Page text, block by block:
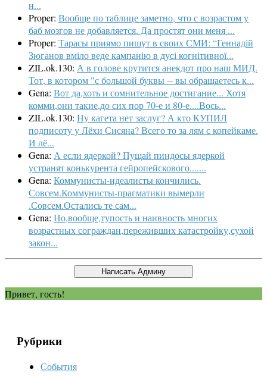
н...
Proper: Вообще по таблице заметно, что с возрастом у
баб мозгов не добавляется. Да простят они меня ...
Proper: Тарасы приямо пишут в своих СМИ: “Геннадій
Зюганов вміло веде кампанію в дусі когнітивної...
ZIL.ok.130: А в голове крутится анекдот про наш МИД.
Тот, в котором "с большой буквы -- вы обращаетесь к...
Gena: Вот да,хоть и сомнительное достигание... Хотя
комми,они такие,до сих пор 70-е и 80-е....Вось...
ZIL.ok.130: Ну кагета нет заслуг? А кто КУПИЛ
подписоту у Лёхи Сисяна? Всего то за лям с копейкаме.
И лё...
Gena: А если ядеркой? Пущай пиндосы ядеркой
устранят конькурента гейропейскового.......
Gena: Коммунисты-идеалисты кончились.
Совсем.Коммунисты-прагматики вымерли
.Совсем.Остались те сам...
Gena: Но,вообще,тупость и наивность многих
возрастных сограждан,переживших катастройку,сухой
закон...
Привет, гость!
Рубрики
События